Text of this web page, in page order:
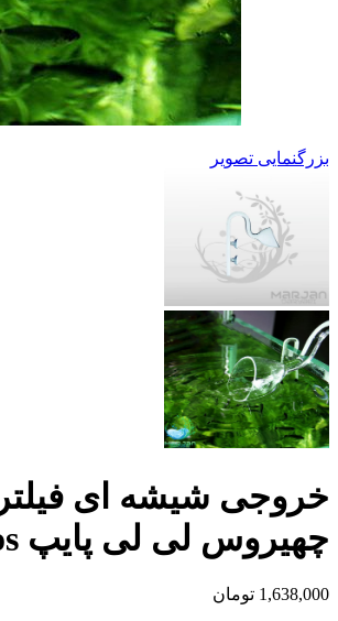
بزرگنمایی تصویر
خروجی شیشه ای
چهیروس لی لی پایپ Chihiros
1,638,000 تومان